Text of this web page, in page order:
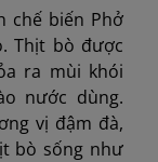
chế biến Phở
Thịt bò được
ra mùi khói
nước dùng.
vị đậm đà,
bò sống như